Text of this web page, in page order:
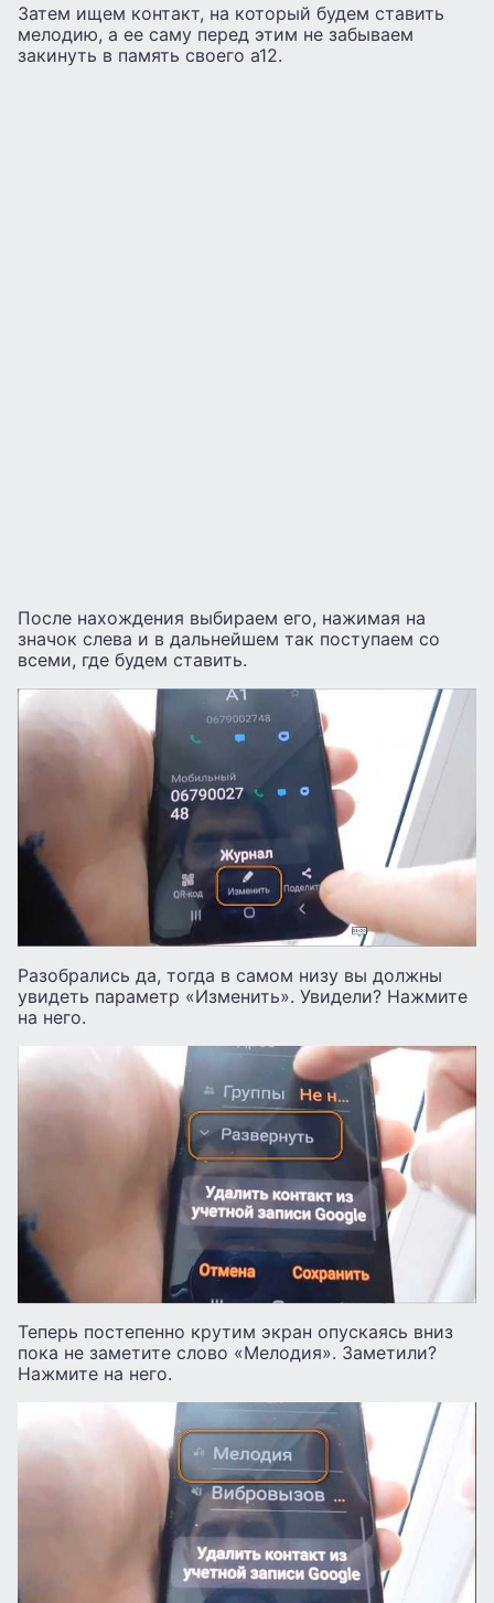
Затем ищем контакт, на который будем ставить
мелодию, а ее саму перед этим не забываем
закинуть в память своего а12.
После нахождения выбираем его, нажимая на
значок слева и в дальнейшем так поступаем со
всеми, где будем ставить.
Разобрались да, тогда в самом низу вы должны
увидеть параметр «Изменить». Увидели? Нажмите
на него.
Теперь постепенно крутим экран опускаясь вниз
пока не заметите слово «Мелодия». Заметили?
Нажмите на него.